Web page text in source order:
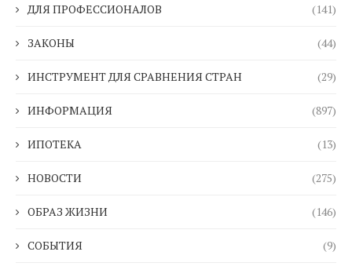
ДЛЯ ПРОФЕССИОНАЛОВ (141)
ЗАКОНЫ (44)
ИНСТРУМЕНТ ДЛЯ СРАВНЕНИЯ СТРАН (29)
ИНФОРМАЦИЯ (897)
ИПОТЕКА (13)
НОВОСТИ (275)
ОБРАЗ ЖИЗНИ (146)
СОБЫТИЯ (9)